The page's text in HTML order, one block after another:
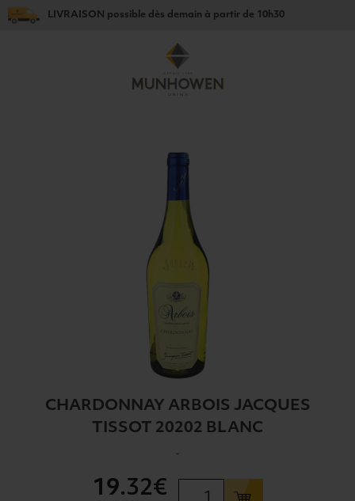
LIVRAISON possible dès demain à partir de 10h30
CHARDONNAY ARBOIS JACQUES
TISSOT 20202 BLANC
-
19.32€